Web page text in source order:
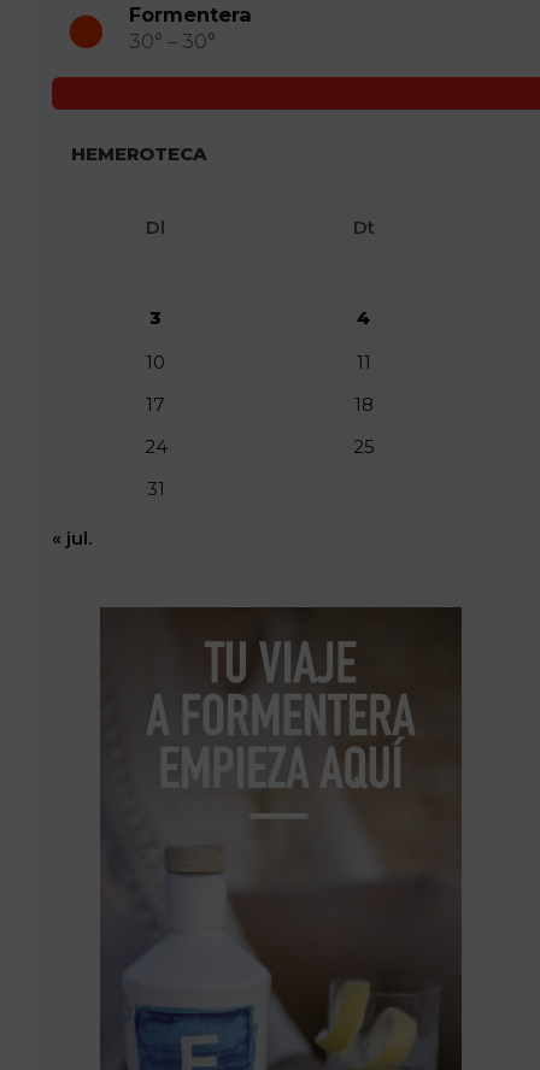
Formentera
30° – 30°
HEMEROTECA
Dl Dt
3
4
10
11
17
18
24
25
31
« jul.